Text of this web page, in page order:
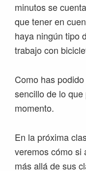
minutos se
que tener en
haya ningún tipo
trabajo con
Como has
sencillo de lo
momento.
En la próxima
veremos cómo si
más allá de sus